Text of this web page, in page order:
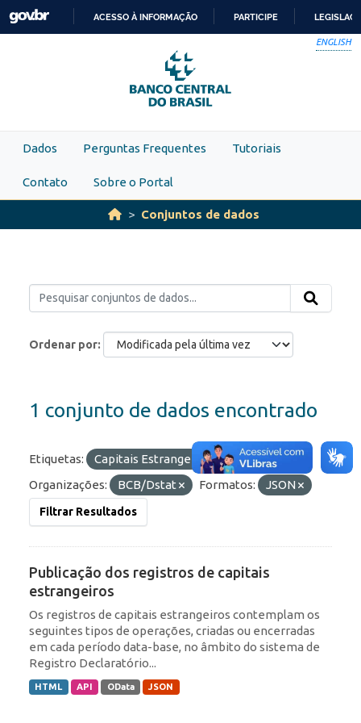
Skip to main content
PARA
O
CONTEÚDO
ACESSO À INFORMAÇÃO PARTICIPE
ENGLISH
Dados Perguntas Frequentes Tutoriais
Contato Sobre o Portal
Conjuntos de dados
Ordenar por
1 conjunto de dados encontrado
Etiquetas: Capitais Estrangeiros
Portfólio
Organizações:
BCB/Dstat Formatos: JSON
Filtrar Resultados
Publicação dos registros de capitais
estrangeiros
Os registros de capitais estrangeiros contemplam os
seguintes tipos de operações, criadas ou encerradas
em cada período data-base, no âmbito do sistema de
Registro Declaratório...
HTML API OData JSON